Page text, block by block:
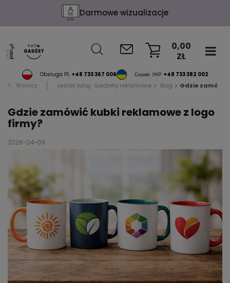
Darmowe wizualizacje
Obsługa PL +48 733 367 006 Сервіс УКР +48 733 382 002
0,00
ZŁ
Wstecz Jesteś tutaj: Gadżety reklamowe Blog Gdzie
Gdzie zamówić kubki reklamowe z logo
firmy?
2026-04-09